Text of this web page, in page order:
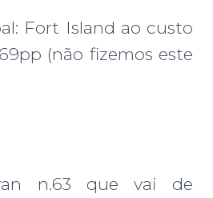
Fort Island ao custo
(não fizemos este
n.63 que vai de